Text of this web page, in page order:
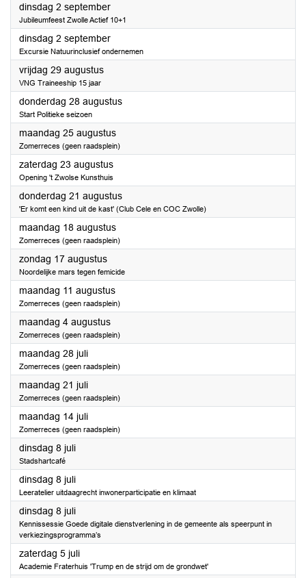
dinsdag 2 september2025
Jubileumfeest Zwolle Actief 10+1
dinsdag 2 september2025
Excursie Natuurinclusief ondernemen
vrijdag 29 augustus2025
VNG Traineeship 15 jaar
donderdag 28 augustus2025
Start Politieke seizoen
maandag 25 augustus2025
Zomerreces (geen raadsplein)
zaterdag 23 augustus2025
Opening 't Zwolse Kunsthuis
donderdag 21 augustus2025
'Er komt een kind uit de kast' (Club Cele en COC Zwolle)
maandag 18 augustus2025
Zomerreces (geen raadsplein)
zondag 17 augustus2025
Noordelijke mars tegen femicide
maandag 11 augustus2025
Zomerreces (geen raadsplein)
maandag 4 augustus2025
Zomerreces (geen raadsplein)
maandag 28 juli2025
Zomerreces (geen raadsplein)
maandag 21 juli2025
Zomerreces (geen raadsplein)
maandag 14 juli2025
Zomerreces (geen raadsplein)
dinsdag 8 juli2025
Stadshartcafé
dinsdag 8 juli2025
Leeratelier uitdaagrecht inwonerparticipatie en klimaat
dinsdag 8 juli2025
Kennissessie Goede digitale dienstverlening in de gemeente als speerpunt in
verkiezingsprogramma’s
zaterdag 5 juli2025
Academie Fraterhuis 'Trump en de strijd om de grondwet'